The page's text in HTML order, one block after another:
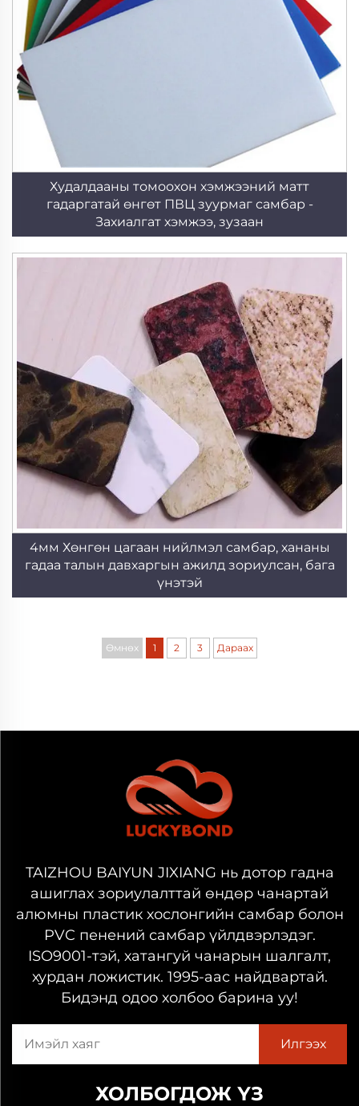
Худалдааны томоохон хэмжээний матт
гадаргатай өнгөт ПВЦ зуурмаг самбар -
Захиалгат хэмжээ, зузаан
4мм Хөнгөн цагаан нийлмэл самбар, хананы
гадаа талын давхаргын ажилд зориулсан, бага
үнэтэй
Өмнөх 1 2 3 Дараах
TAIZHOU BAIYUN JIXIANG нь дотор гадна
ашиглах зориулалттай өндөр чанартай
алюмны пластик хослонгийн самбар болон
PVC пенений самбар үйлдвэрлэдэг.
ISO9001-тэй, хатангуй чанарын шалгалт,
хурдан ложистик. 1995-аас найдвартай.
Бидэнд одоо холбоо барина уу!
ХОЛБОГДОЖ ҮЗ